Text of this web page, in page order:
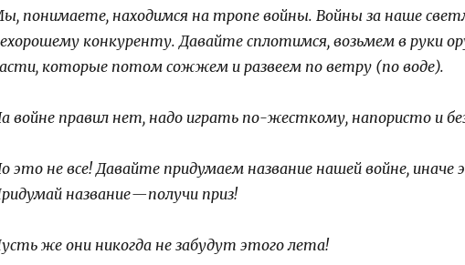
понимаете, находимся на тропе войны. Войны за наше
конкуренту. Давайте сплотимся, возьмем в руки
которые потом сожжем и развеем по ветру (по воде).
войне правил нет, надо играть по-жесткому, напористо и
это не все! Давайте придумаем название нашей войне,
название—получи приз!
же они никогда не забудут этого лета!